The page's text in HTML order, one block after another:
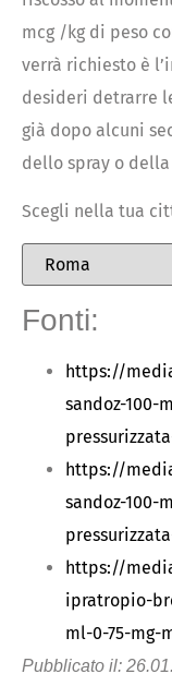
mcg /kg di peso
verrà richiesto è
desideri detrarre
già dopo alcuni
dello spray o
Scegli nella tua
Fonti:
https://
sandoz-100-
https://
sandoz-100-
https://
ipratropio-
ml-0-75-mg-
Pubblicato il: